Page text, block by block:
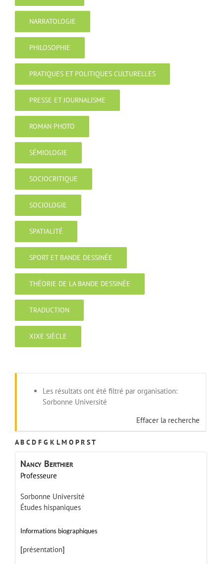
NARRATOLOGIE
PHILOSOPHIE
PRATIQUES ET POLITIQUES CULTURELLES
PRESSE ET JOURNALISME
ROMAN PHOTO
SÉMIOLOGIE
SOCIOCRITIQUE
SOCIOLOGIE
SPATIALITÉ
SPORT ET BANDE DESSINÉE
THÉORIE DE LA BANDE DESSINÉE
TRADUCTION
XIXE SIÈCLE
Les résultats ont été filtré par organisation:
Sorbonne Université
Effacer la recherche
A B C D F G K L M O P R ST
Nancy Berthier
Professeure
Sorbonne Université
Études hispaniques
Informations biographiques
[présentation]